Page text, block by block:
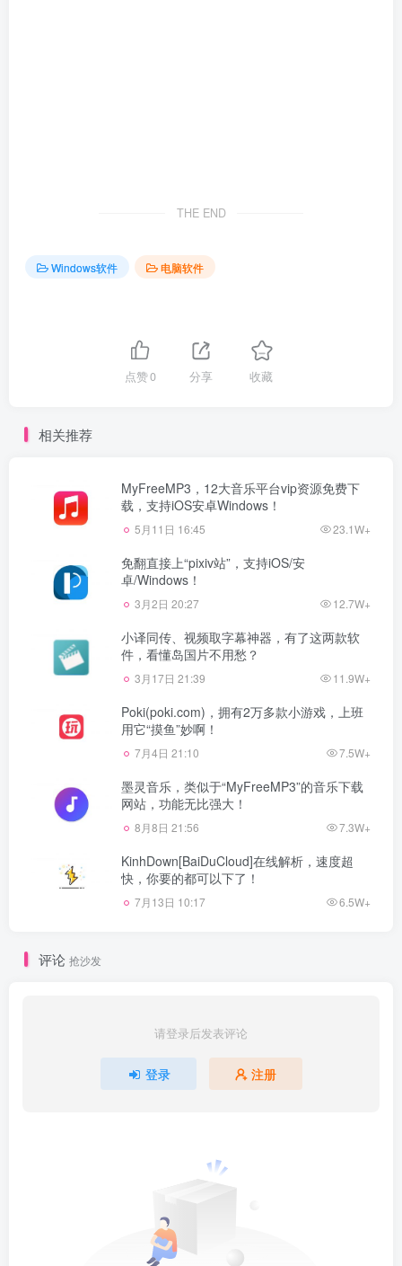
THE END
Windows软件 电脑软件
点赞0 分享 收藏
相关推荐
MyFreeMP3，12大音乐平台vip资源免费下
载，支持iOS安卓Windows！
5月11日 16:45 23.1W+
免翻直接上“pixiv站”，支持iOS/安
卓/Windows！
3月2日 20:27 12.7W+
小译同传、视频取字幕神器，有了这两款软
件，看懂岛国片不用愁？
3月17日 21:39 11.9W+
Poki(poki.com)，拥有2万多款小游戏，上班
用它“摸鱼”妙啊！
7月4日 21:10 7.5W+
墨灵音乐，类似于“MyFreeMP3”的音乐下载
网站，功能无比强大！
8月8日 21:56 7.3W+
KinhDown[BaiDuCloud]在线解析，速度超
快，你要的都可以下了！
7月13日 10:17 6.5W+
评论 抢沙发
请登录后发表评论
登录 注册